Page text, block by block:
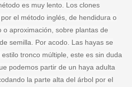
es muy lento. Los clones
el método inglés, de hendidura o
o aproximación, sobre plantas de
semilla. Por acodo. Las hayas se
tronco múltiple, este es sin duda
podemos partir de un haya adulta
la parte alta del árbol por el